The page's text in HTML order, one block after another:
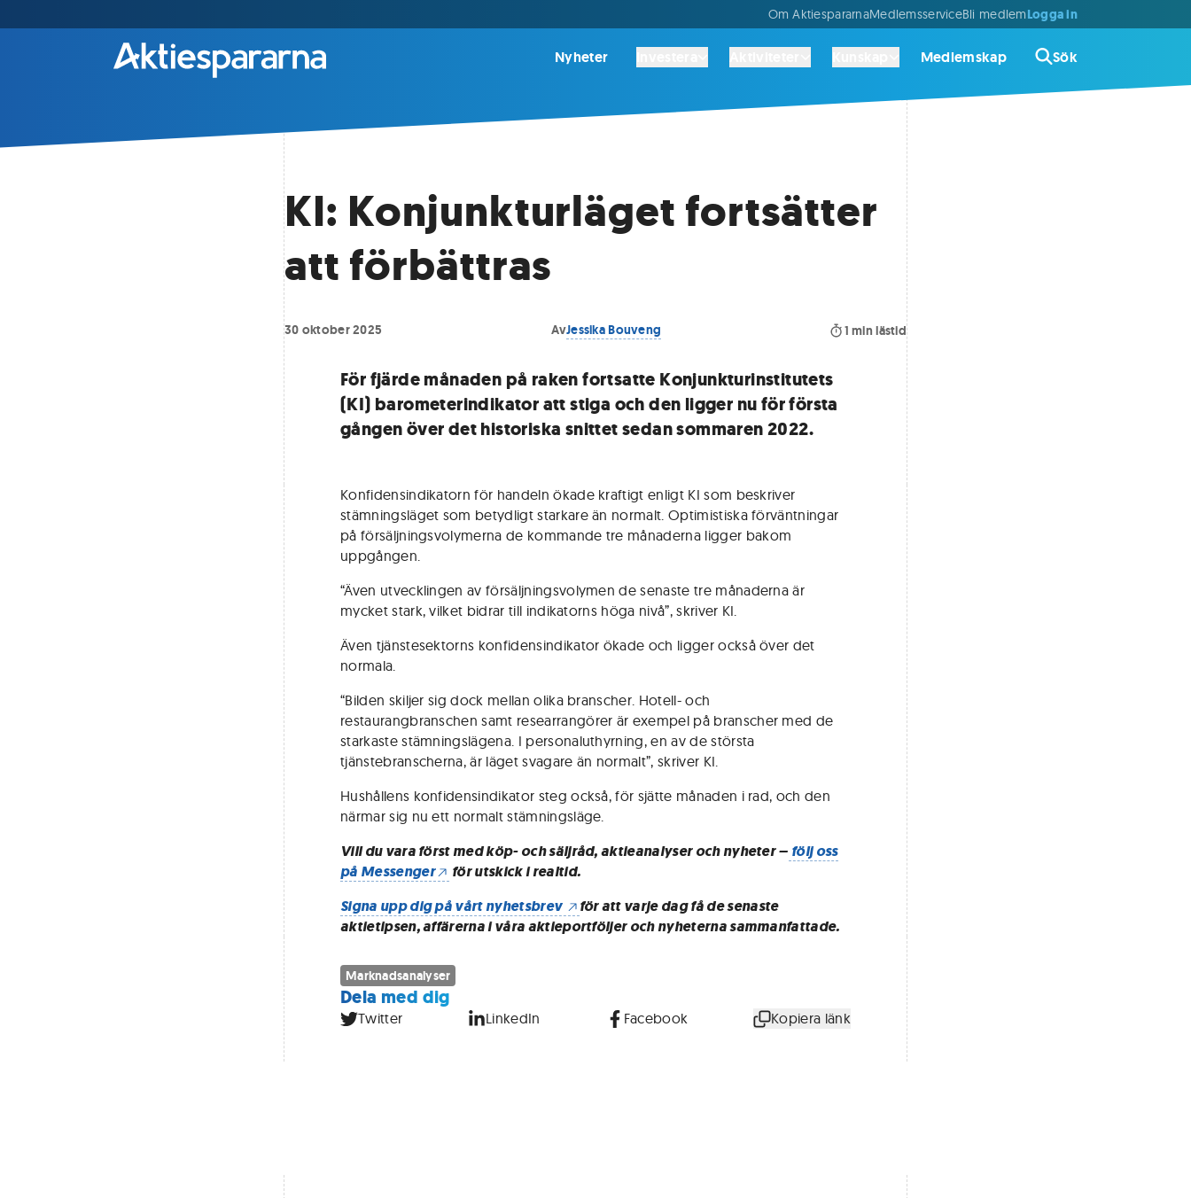
Om AktiespararnaMedlemsserviceBli medlemLogga in
Nyheter Medlemskap Sök
KI: Konjunkturläget fortsätter
att förbättras
30 oktober 2025 AvJessika Bouveng 1 min lästid
För fjärde månaden på raken fortsatte Konjunkturinstitutets
(KI) barometerindikator att stiga och den ligger nu för första
gången över det historiska snittet sedan sommaren 2022.
Konfidensindikatorn för handeln ökade kraftigt enligt KI som beskriver
stämningsläget som betydligt starkare än normalt. Optimistiska förväntningar
på försäljningsvolymerna de kommande tre månaderna ligger bakom
uppgången.
“Även utvecklingen av försäljningsvolymen de senaste tre månaderna är
mycket stark, vilket bidrar till indikatorns höga nivå”, skriver KI.
Även tjänstesektorns konfidensindikator ökade och ligger också över det
normala.
“Bilden skiljer sig dock mellan olika branscher. Hotell- och
restaurangbranschen samt researrangörer är exempel på branscher med de
starkaste stämningslägena. I personaluthyrning, en av de största
tjänstebranscherna, är läget svagare än normalt”, skriver KI.
Hushållens konfidensindikator steg också, för sjätte månaden i rad, och den
närmar sig nu ett normalt stämningsläge.
Vill du vara först med köp- och säljråd, aktieanalyser och nyheter – följ oss
på Messenger
för utskick i realtid.
Signa upp dig på vårt nyhetsbrev
för att varje dag få de senaste
aktietipsen, affärerna i våra aktieportföljer och nyheterna sammanfattade.
Marknadsanalyser
Dela med dig
Twitter LinkedIn Facebook Kopiera länk